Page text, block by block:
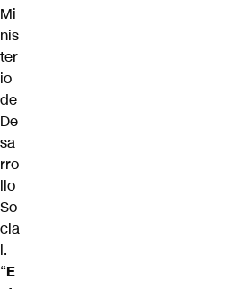
Mi
nis
ter
io
de
De
sa
rro
llo
So
cia
l.
“E